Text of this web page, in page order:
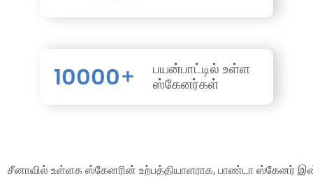
10000+
பயன்பாட்டில் உள்ள
ஸ்கேனர்கள்
சீனாவில் உள்ளக ஸ்கேனரின் உற்பத்தியாளராக, பாண்டா ஸ்கேனர்